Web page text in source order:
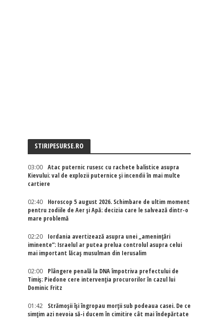
STIRIPESURSE.RO
03:00
Atac puternic rusesc cu rachete balistice asupra
Kievului: val de explozii puternice și incendii în mai multe
cartiere
02:40
Horoscop 5 august 2026. Schimbare de ultim moment
pentru zodiile de Aer și Apă: decizia care le salvează dintr-o
mare problemă
02:20
Iordania avertizează asupra unei „amenințări
iminente”: Israelul ar putea prelua controlul asupra celui
mai important lăcaș musulman din Ierusalim
02:00
Plângere penală la DNA împotriva prefectului de
Timiș: Piedone cere intervenția procurorilor în cazul lui
Dominic Fritz
01:42
Strămoșii își îngropau morții sub podeaua casei. De ce
simțim azi nevoia să-i ducem în cimitire cât mai îndepărtate